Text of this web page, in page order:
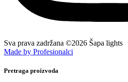
Sva prava zadržana ©2026 Šapa lights
Made by Profesionalci
Pretraga proizvoda